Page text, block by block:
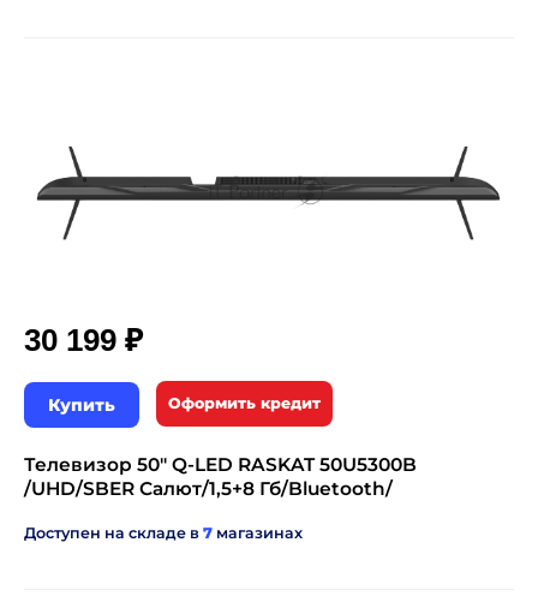
30 199 ₽
Купить Оформить кредит
Телевизор 50" Q-LED RASKAT 50U5300B
/UHD/SBER Салют/1,5+8 Гб/Bluetooth/
Доступен на складе в 7 магазинах